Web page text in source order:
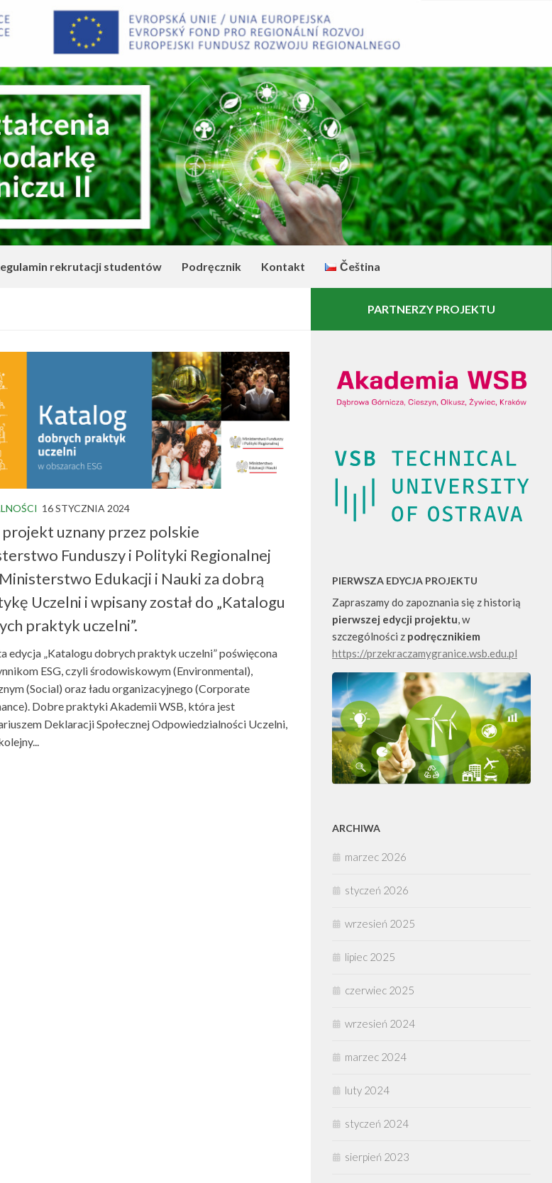
rekrutacji studentów Podręcznik Kontakt Čeština
16 STYCZNIA 2024
projekt uznany przez polskie
Funduszy i Polityki Regionalnej
Edukacji i Nauki za dobrą
Uczelni i wpisany został do „Katalogu
praktyk uczelni”.
edycja „Katalogu dobrych praktyk uczelni” poświęcona
ESG, czyli środowiskowym (Environmental),
(Social) oraz ładu organizacyjnego (Corporate
Dobre praktyki Akademii WSB, która jest
Deklaracji Społecznej Odpowiedzialności Uczelni,
PARTNERZY PROJEKTU
PIERWSZA EDYCJA PROJEKTU
Zapraszamy do zapoznania się z historią
pierwszej edycji projektu, w
szczególności z podręcznikiem
https://przekraczamygranice.wsb.edu.pl
ARCHIWA
marzec 2026
styczeń 2026
wrzesień 2025
lipiec 2025
czerwiec 2025
wrzesień 2024
marzec 2024
luty 2024
styczeń 2024
sierpień 2023